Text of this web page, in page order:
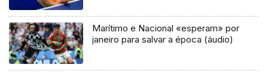
Marítimo e Nacional «esperam» por
janeiro para salvar a época (áudio)